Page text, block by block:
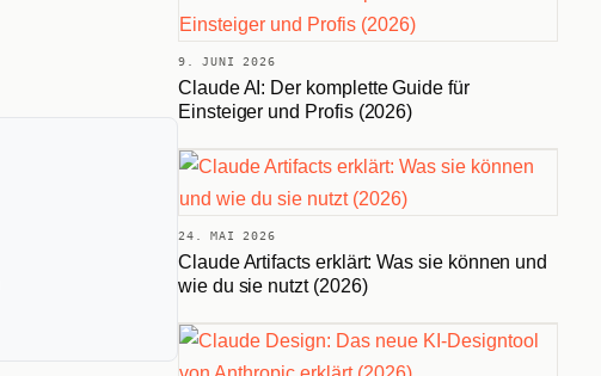
9. JUNI 2026
Claude AI: Der komplette Guide für
Einsteiger und Profis (2026)
24. MAI 2026
Claude Artifacts erklärt: Was sie können und
wie du sie nutzt (2026)